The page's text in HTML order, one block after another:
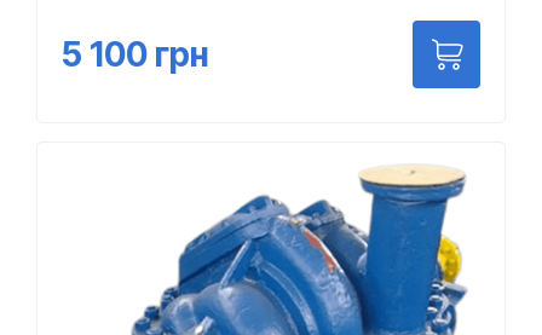
5 100 грн